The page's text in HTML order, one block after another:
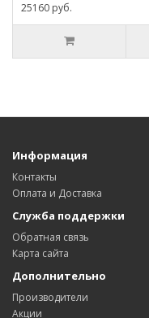
25160 руб.
Информация
Контакты
Оплата и Доставка
Служба поддержки
Обратная связь
Карта сайта
Дополнительно
Производители
Акции